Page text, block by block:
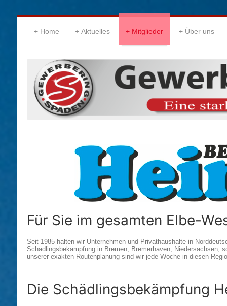
Home Aktuelles Mitglieder Über uns
Für Sie im gesamten Elbe-
Seit 1985 halten wir Unternehmen und Privathaushalte in
Schädlingsbekämpfung in Bremen, Bremerhaven, Niedersachsen,
unserer exakten Routenplanung sind wir jede Woche in diesen
Die Schädlingsbekämpfung